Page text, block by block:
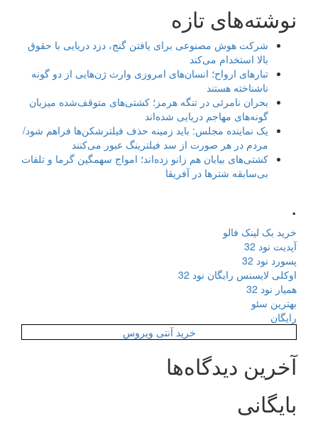
نوشته‌های تازه
شرکت هوش مصنوعی برای یافتن گنج، دزد دریایی با حقوق
بالا استخدام می‌کند
تبارهای ارواح؛ انسان‌های امروزی وارث ژن‌هایی از دو گونه
ناشناخته هستند
بحران نامرئی در تنگه هرمز؛ کشتی‌های متوقف‌شده میزبان
گونه‌های مهاجم دریایی شده‌اند
یک نماینده مجلس: باید زمینه حذف فیلترشکن‌ها فراهم شود/
مردم در هر صورت از سد فیلترینگ عبور می‌کنند
کشتی‌های بیابان هم زانو زده‌اند؛ امواج سهمگین گرما و تلفات
بی‌سابقه شترها در آفریقا
.
خرید بک لینک فالو
آپدیت نود 32
پسورد نود 32
اوکلی لایسنس رایگان نود 32
همیار نود 32
بهترین سئو
رایگان
خرید آنتی ویروس
آخرین دیدگاه‌ها
بایگانی